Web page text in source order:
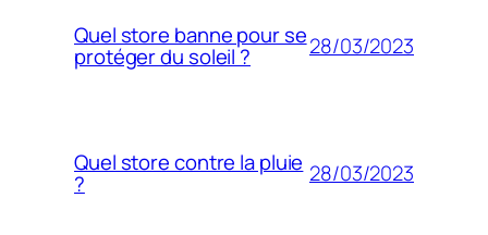
Quel store banne pour se
protéger du soleil ? 28/03/2023
Quel store contre la pluie
? 28/03/2023